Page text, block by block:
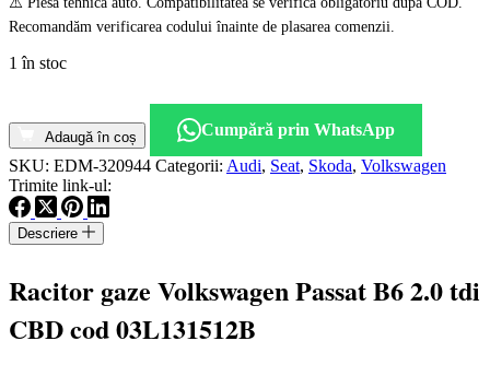
Recomandăm verificarea codului înainte de plasarea comenzii.
1 în stoc
Racitor
Volkswagen
Passat
B6
2.0
tdi
03L131512B
Adaugă în coș
Cumpără prin WhatsApp
SKU: EDM-320944 Categorii: Audi, Seat, Skoda, Volkswagen
Trimite link-ul:
Descriere
Racitor gaze Volkswagen Passat B6 2.0 tdi
CBD cod 03L131512B